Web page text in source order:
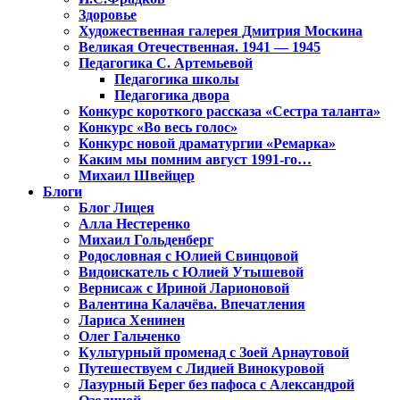
Здоровье
Художественная галерея Дмитрия Москина
Великая Отечественная. 1941 — 1945
Педагогика С. Артемьевой
Педагогика школы
Педагогика двора
Конкурс короткого рассказа «Сестра таланта»
Конкурс «Во весь голос»
Конкурс новой драматургии «Ремарка»
Каким мы помним август 1991-го…
Михаил Швейцер
Блоги
Блог Лицея
Алла Нестеренко
Михаил Гольденберг
Родословная с Юлией Свинцовой
Видоискатель с Юлией Утышевой
Вернисаж с Ириной Ларионовой
Валентина Калачёва. Впечатления
Лариса Хенинен
Олег Гальченко
Культурный променад с Зоей Арнаутовой
Путешествуем с Лидией Винокуровой
Лазурный Берег без пафоса с Александрой